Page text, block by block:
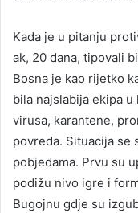
Kada je u pitanju
ak, 20 dana, tipovali
Bosna je kao rijetko
bila najslabija ekipa
virusa, karantene,
povreda. Situacija se
pobjedama. Prvu su
podižu nivo igre i
Bugojnu gdje su